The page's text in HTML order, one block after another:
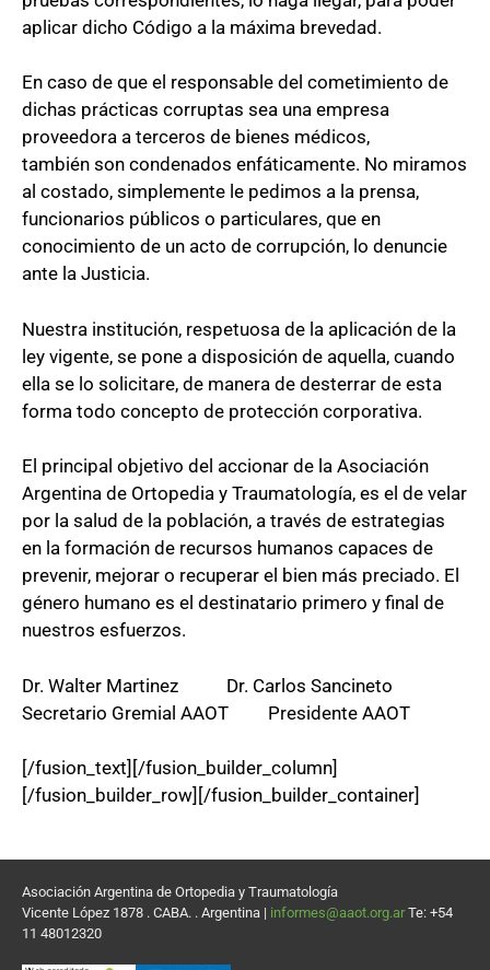
aplicar dicho Código a la máxima brevedad.
En caso de que el responsable del cometimiento de
dichas prácticas corruptas sea una empresa
proveedora a terceros de bienes médicos,
también son condenados enfáticamente. No miramos
al costado, simplemente le pedimos a la prensa,
funcionarios públicos o particulares, que en
conocimiento de un acto de corrupción, lo denuncie
ante la Justicia.
Nuestra institución, respetuosa de la aplicación de la
ley vigente, se pone a disposición de aquella, cuando
ella se lo solicitare, de manera de desterrar de esta
forma todo concepto de protección corporativa.
El principal objetivo del accionar de la Asociación
Argentina de Ortopedia y Traumatología, es el de velar
por la salud de la población, a través de estrategias
en la formación de recursos humanos capaces de
prevenir, mejorar o recuperar el bien más preciado. El
género humano es el destinatario primero y final de
nuestros esfuerzos.
Dr. Walter Martinez Dr. Carlos Sancineto
Secretario Gremial AAOT Presidente AAOT
[/fusion_text][/fusion_builder_column]
[/fusion_builder_row][/fusion_builder_container]
Asociación Argentina de Ortopedia y Traumatología
Vicente López 1878 . CABA. . Argentina | informes@aaot.org.ar Te: +54
11 48012320